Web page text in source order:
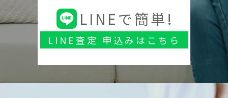
LINEで簡単!
LINE査定 申込みはこちら